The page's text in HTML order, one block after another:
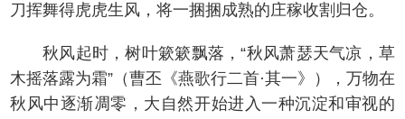
刀挥舞得虎虎生风，将一捆捆成熟的庄稼收割归仓。
秋风起时，树叶簌簌飘落，“秋风萧瑟天气凉，草
木摇落露为霜”（曹丕《燕歌行二首·其一》），万物在
秋风中逐渐凋零，大自然开始进入一种沉淀和审视的